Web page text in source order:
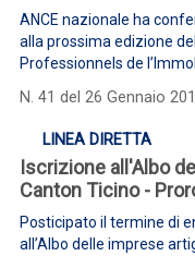
ANCE nazionale ha
alla prossima edizione
Professionnels de
N. 41 del 26 Gennaio
LINEA DIRETTA
Iscrizione all'Albo
Canton Ticino -
Posticipato il termine di
all’Albo delle imprese